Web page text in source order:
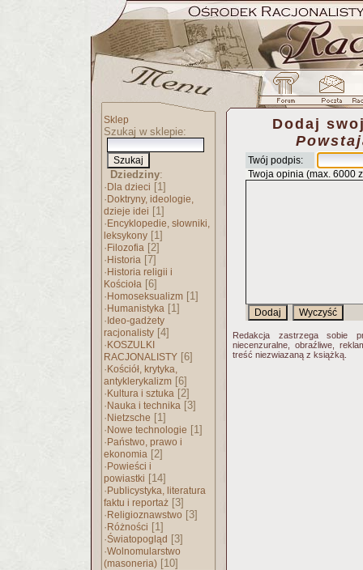
Sklep
Szukaj w sklepie:
Dziedziny:
· Dla dzieci [1]
· Doktryny, ideologie,
dzieje idei [1]
· Encyklopedie, słowniki,
leksykony [1]
· Filozofia [2]
· Historia [7]
· Historia religii i
Kościoła [6]
· Homoseksualizm [1]
· Humanistyka [1]
· Ideo-gadżety
racjonalisty [4]
· KOSZULKI
RACJONALISTY [6]
· Kościół, krytyka,
antyklerykalizm [6]
· Kultura i sztuka [2]
· Nauka i technika [3]
· Nietzsche [1]
· Nowe technologie [1]
· Państwo, prawo i
ekonomia [2]
· Powieści i
powiastki [14]
· Publicystyka, literatura
faktu i reportaż [3]
· Religioznawstwo [3]
· Różności [1]
·Światopogląd [3]
·Wolnomularstwo
(masoneria) [10]
Dodaj
Twój podpis:
Twoja opinia (max. 6000
Redakcja zastrzega sobie
niecenzuralne, obraźliwe,
treść niezwiazaną z książką.